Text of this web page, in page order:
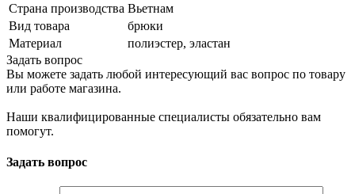
Страна производства Вьетнам
Вид товара
брюки
Материал
полиэстер, эластан
Задать вопрос
Вы можете задать любой интересующий вас вопрос по товару
или работе магазина.
Наши квалифицированные специалисты обязательно вам
помогут.
Задать вопрос